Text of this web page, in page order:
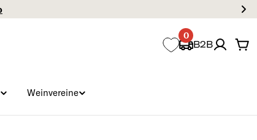
0
B2B
Weinvereine